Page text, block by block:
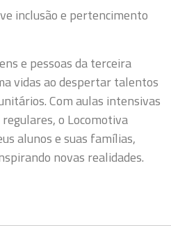
inclusão e pertencimento
e pessoas da terceira
vidas ao despertar talentos
Com aulas intensivas
o Locomotiva
alunos e suas famílias,
novas realidades.